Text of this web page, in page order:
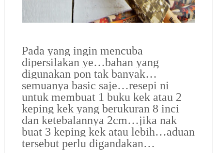
Pada yang ingin mencuba
dipersilakan ye…bahan yang
digunakan pon tak banyak…
semuanya basic saje…resepi ni
untuk membuat 1 buku kek atau 2
keping kek yang berukuran 8 inci
dan ketebalannya 2cm…jika nak
buat 3 keping kek atau lebih…aduan
tersebut perlu digandakan…